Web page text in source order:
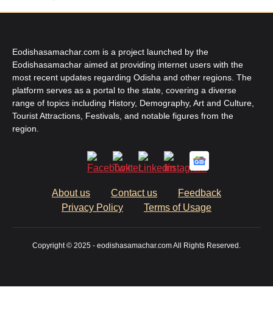
Eodishasamachar.com is a project launched by the
Eodishasamachar aimed at providing internet users with the
most recent updates regarding Odisha and other regions. The
platform serves as a portal to the state, covering a diverse
range of topics including History, Demography, Art and Culture,
Tourist Attractions, Festivals, and notable figures from the
region.
About us Contact us
Feedback
Privacy Policy
Terms of Usage
Copyright © 2025 - eodishasamachar.com All Rights Reserved.